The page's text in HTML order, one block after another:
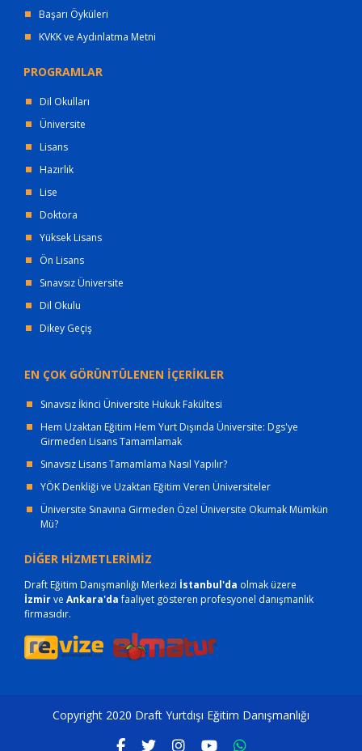
Başarı Öyküleri
KVKK ve Aydınlatma Metni
PROGRAMLAR
Dil Okulları
Üniversite
Lisans
Hazırlık
Lise
Doktora
Yüksek Lisans
Ön Lisans
Sınavsız Üniversite
Dil Okulu
Dikey Geçiş
EN ÇOK GÖRÜNTÜLENEN İÇERİKLER
Sınavsız İkinci Üniversite Hukuk Fakültesi
Hem Uzaktan Eğitim Hem Yurt Dışında Üniversite: Dgs'ye
Girmeden Lisans Tamamlamak
Sınavsız Lisans Tamamlama Nasıl Yapılır?
YÖK Denkliği ve Uzaktan Eğitim Veren Üniversiteler
Üniversite Sınavına Girmeden Özel Üniversite Okumak Mümkün
Mü?
DİĞER HİZMETLERİMİZ
Draft Eğitim Danışmanlığı Merkezi İstanbul'da olmak üzere
İzmirve Ankara'dafaaliyet gösteren profesyonel danışmanlık
firmasıdır.
Copyright 2020 Draft Yurtdışı Eğitim Danışmanlığı